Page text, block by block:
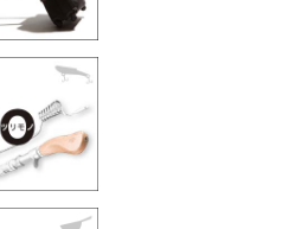
らイチオシアイテムをピック